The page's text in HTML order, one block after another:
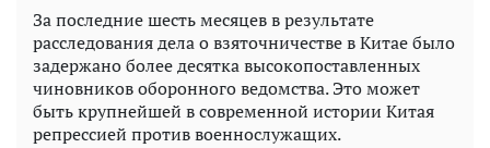
За последние шесть месяцев в результате
расследования дела о взяточничестве в Китае было
задержано более десятка высокопоставленных
чиновников оборонного ведомства. Это может
быть крупнейшей в современной истории Китая
репрессией против военнослужащих.